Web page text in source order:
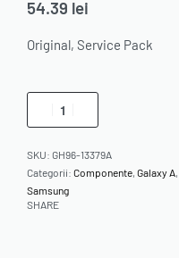
54.39 lei
Original, Service Pack
SKU: GH96-13379A
Categorii: Componente, Galaxy A,
Samsung
SHARE